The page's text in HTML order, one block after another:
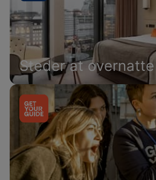
Steder at overnatte